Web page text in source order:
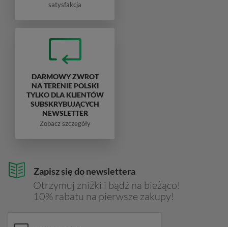
Zapisz się do newslettera
Otrzymuj zniżki i bądź na bieżąco!
10% rabatu na pierwsze zakupy!
satysfakcja
DARMOWY ZWROT
NA TERENIE POLSKI
TYLKO DLA KLIENTÓW
SUBSKRYBUJĄCYCH
NEWSLETTER
Zobacz szczegóły